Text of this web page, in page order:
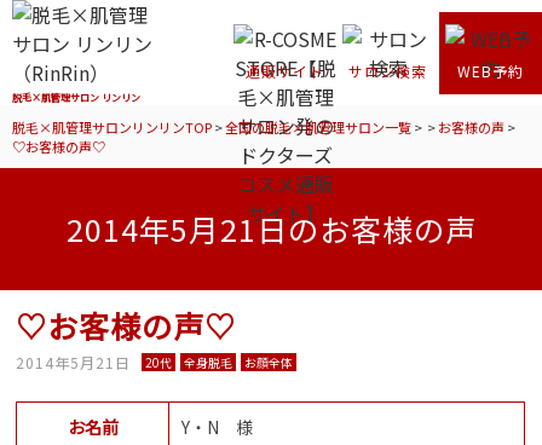
脱毛×肌管理サロン リンリン
通販サイト サロン検索 WEB予約
脱毛×肌管理サロンリンリンTOP>全国の脱毛×肌管理サロン一覧> >お客様の声 >
♡お客様の声♡
2014年5月21日のお客様の声
♡お客様の声♡
2014年5月21日 20代 全身脱毛 お顔全体
お名前 Y・N 様